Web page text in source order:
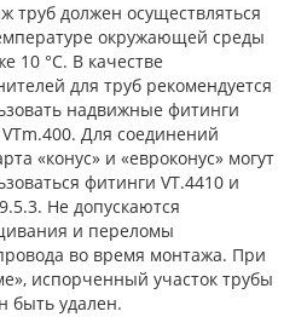
труб должен осуществляться
окружающей среды
10 °С. В качестве
для труб рекомендуется
надвижные фитинги
Для соединений
«конус» и «евроконус» могут
фитинги VT.4410 и
Не допускаются
и переломы
во время монтажа. При
испорченный участок трубы
быть удален.